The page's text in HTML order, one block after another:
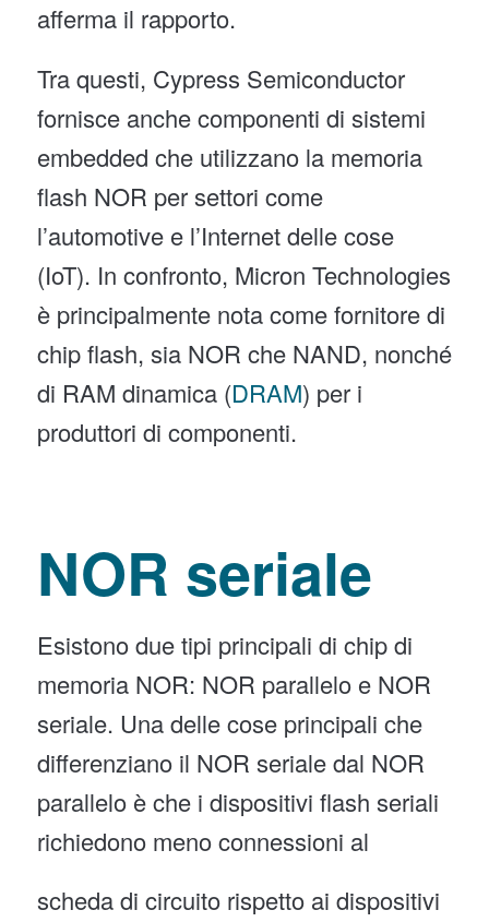
afferma il rapporto.
Tra questi, Cypress Semiconductor
fornisce anche componenti di sistemi
embedded che utilizzano la memoria
flash NOR per settori come
l’automotive e l’Internet delle cose
(IoT). In confronto, Micron Technologies
è principalmente nota come fornitore di
chip flash, sia NOR che NAND, nonché
di RAM dinamica (DRAM) per i
produttori di componenti.
NOR seriale
Esistono due tipi principali di chip di
memoria NOR: NOR parallelo e NOR
seriale. Una delle cose principali che
differenziano il NOR seriale dal NOR
parallelo è che i dispositivi flash seriali
richiedono meno connessioni al
scheda di circuito rispetto ai dispositivi